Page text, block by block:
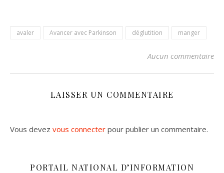
avaler Avancer avec Parkinson déglutition manger
Aucun commentaire
LAISSER UN COMMENTAIRE
Vous devez vous connecter pour publier un commentaire.
PORTAIL NATIONAL D’INFORMATION